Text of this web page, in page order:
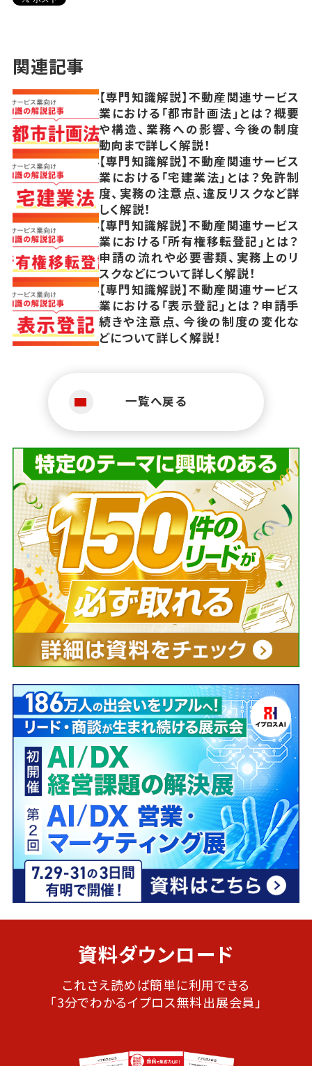
関連記事
【専門知識解説】不動産関連サービス
業における「都市計画法」とは？概要
や構造、業務への影響、今後の制度
動向まで詳しく解説！
【専門知識解説】不動産関連サービス
業における「宅建業法」とは？免許制
度、実務の注意点、違反リスクなど詳
しく解説！
【専門知識解説】不動産関連サービス
業における「所有権移転登記」とは？
申請の流れや必要書類、実務上のリ
スクなどについて詳しく解説！
【専門知識解説】不動産関連サービス
業における「表示登記」とは？申請手
続きや注意点、今後の制度の変化な
どについて詳しく解説！
一覧へ戻る
資料ダウンロード
これさえ読めば簡単に利用できる
「3分でわかるイプロス無料出展会員」